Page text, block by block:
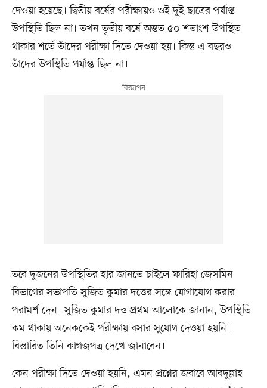
দেওয়া হয়েছে। দ্বিতীয় বর্ষের পরীক্ষায়ও ওই দুই ছাত্রের পর্যাপ্ত
উপস্থিতি ছিল না। তখন তৃতীয় বর্ষে অন্তত ৫০ শতাংশ উপস্থিত
থাকার শর্তে তাঁদের পরীক্ষা দিতে দেওয়া হয়। কিন্তু এ বছরও
তাঁদের উপস্থিতি পর্যাপ্ত ছিল না।
তবে দুজনের উপস্থিতির হার জানতে চাইলে ফারিহা জেসমিন
বিভাগের সভাপতি সুজিত কুমার দত্তের সঙ্গে যোগাযোগ করার
পরামর্শ দেন। সুজিত কুমার দত্ত প্রথম আলোকে জানান, উপস্থিতি
কম থাকায় অনেককেই পরীক্ষায় বসার সুযোগ দেওয়া হয়নি।
বিস্তারিত তিনি কাগজপত্র দেখে জানাবেন।
কেন পরীক্ষা দিতে দেওয়া হয়নি, এমন প্রশ্নের জবাবে আবদুল্লাহ